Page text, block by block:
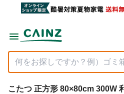
こたつ 正方形 80×80cm 300W